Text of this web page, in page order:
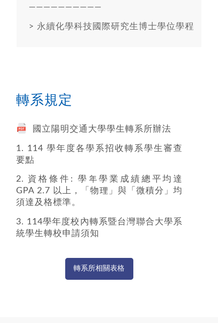
轉系規定
國立陽明交通大學學生轉系所辦法
1. 114 學年度各學系招收轉系學生審查
要點
2. 資格條件: 學年學業成績總平均達
GPA 2.7 以上，「物理」與「微積分」均
須達及格標準。
3. 114學年度校內轉系暨台灣聯合大學系
統學生轉校申請須知
轉系所相關表格
——————————
> 永續化學科技國際研究生博士學位學程